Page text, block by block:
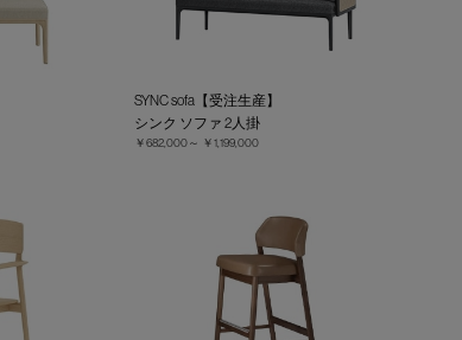
SYNC sofa【受注生産】
シンク ソファ 2人掛
￥682,000～ ￥1,199,000